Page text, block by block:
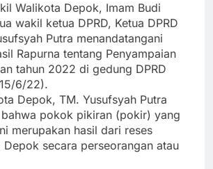
Walikota Depok, Imam Budi
wakil ketua DPRD, Ketua DPRD
Putra menandatangani
Rapurna tentang Penyampaian
tahun 2022 di gedung DPRD
6/22).
Depok, TM. Yusufsyah Putra
pokok pikiran (pokir) yang
merupakan hasil dari reses
Depok secara perseorangan atau